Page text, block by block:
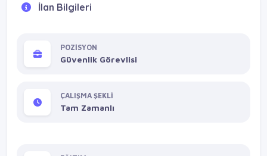
İlan Bilgileri
POZİSYON
Güvenlik Görevlisi
ÇALIŞMA ŞEKLİ
Tam Zamanlı